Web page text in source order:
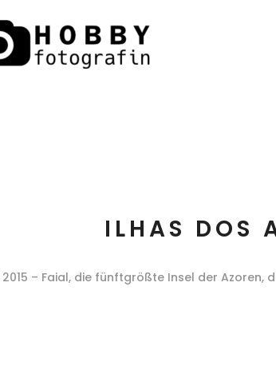
ILHAS DOS
2015 – Faial, die fünftgrößte Insel der Azoren,